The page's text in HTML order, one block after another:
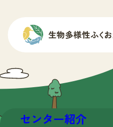
センター紹介